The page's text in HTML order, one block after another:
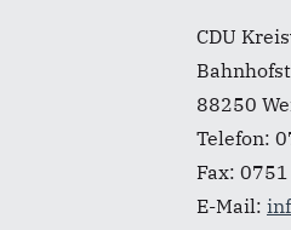
CDU
88250
Telefon:
Fax:
E-Mail: